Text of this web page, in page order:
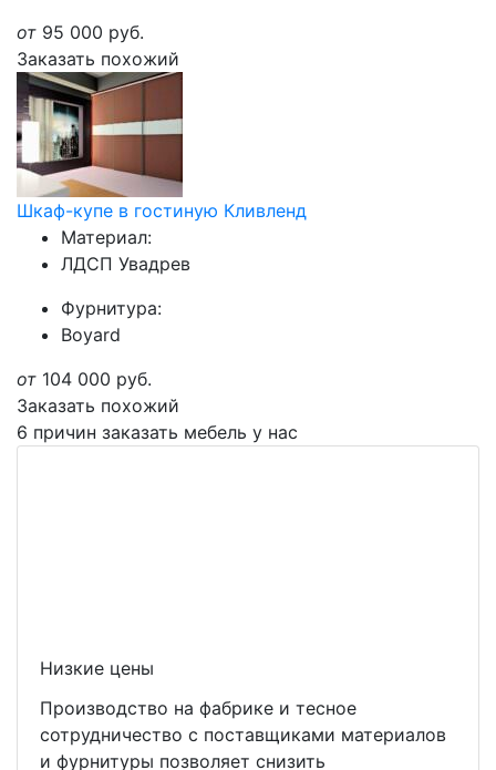
от 95 000 руб.
Заказать похожий
Шкаф-купе в гостиную Кливленд
Материал:
ЛДСП Увадрев
Фурнитура:
Boyard
от 104 000 руб.
Заказать похожий
6 причин заказать мебель у нас
Низкие цены
Производство на фабрике и тесное
сотрудничество с поставщиками материалов
и фурнитуры позволяет снизить